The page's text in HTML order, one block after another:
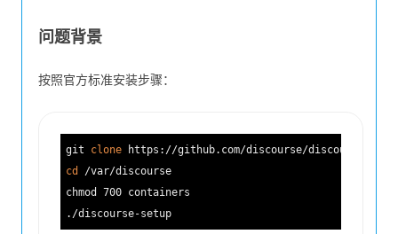
问题背景
按照官方标准安装步骤：
git clone
cd
/var/discourse
chmod 700 containers
./discourse-setup